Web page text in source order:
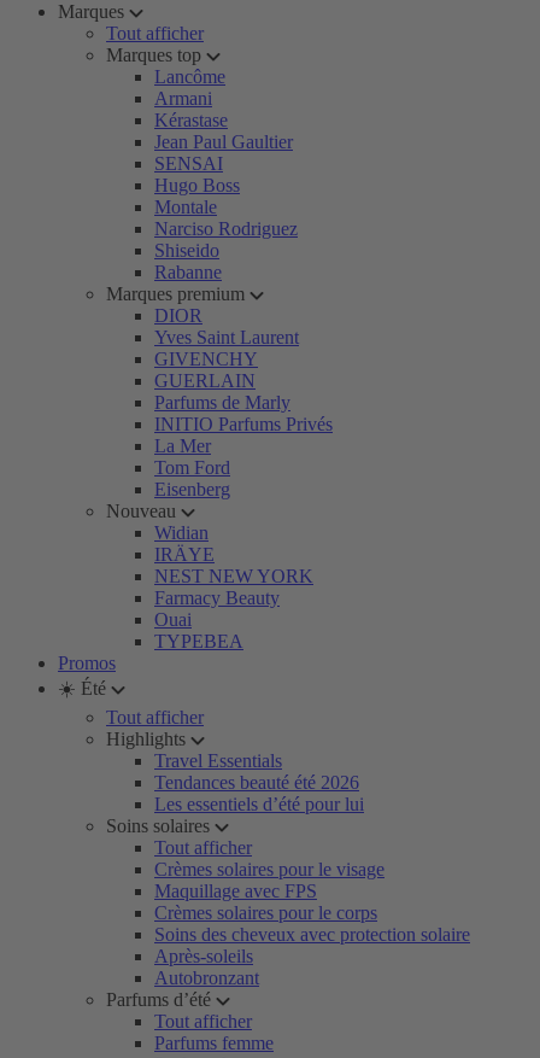
Marques
Tout afficher
Marques top
Lancôme
Armani
Kérastase
Jean Paul Gaultier
SENSAI
Hugo Boss
Montale
Narciso Rodriguez
Shiseido
Rabanne
Marques premium
DIOR
Yves Saint Laurent
GIVENCHY
GUERLAIN
Parfums de Marly
INITIO Parfums Privés
La Mer
Tom Ford
Eisenberg
Nouveau
Widian
IRÄYE
NEST NEW YORK
Farmacy Beauty
Ouai
TYPEBEA
Promos
☀️ Été
Tout afficher
Highlights
Travel Essentials
Tendances beauté été 2026
Les essentiels d’été pour lui
Soins solaires
Tout afficher
Crèmes solaires pour le visage
Maquillage avec FPS
Crèmes solaires pour le corps
Soins des cheveux avec protection solaire
Après-soleils
Autobronzant
Parfums d’été
Tout afficher
Parfums femme